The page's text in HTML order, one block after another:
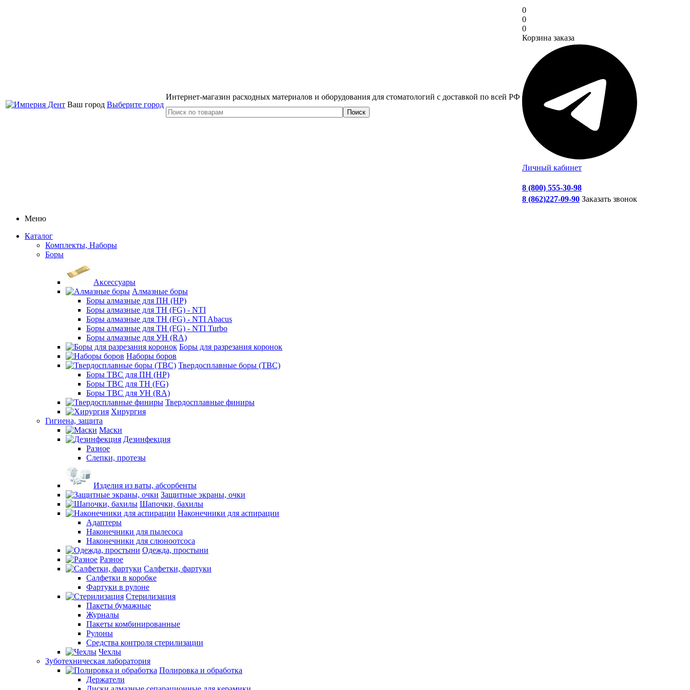
Ваш город Выберите город
Интернет-магазин расходных материалов и оборудования для стоматологий с доставкой по всей РФ
0
0
0
Корзина заказа
Личный кабинет
8 (800) 555-30-98
8 (862)227-09-90 Заказать звонок
Меню
Каталог
Комплекты, Наборы
Боры
Аксессуары
Алмазные боры
Боры алмазные для ПН (HP)
Боры алмазные для ТН (FG) - NTI
Боры алмазные для ТН (FG) - NTI Abacus
Боры алмазные для ТН (FG) - NTI Turbo
Боры алмазные для УН (RA)
Боры для разрезания коронок
Наборы боров
Твердосплавные боры (ТВС)
Боры ТВС для ПН (HP)
Боры ТВС для ТН (FG)
Боры ТВС для УН (RA)
Твердосплавные финиры
Хирургия
Гигиена, защита
Маски
Дезинфекция
Разное
Слепки, протезы
Изделия из ваты, абсорбенты
Защитные экраны, очки
Шапочки, бахилы
Наконечники для аспирации
Адаптеры
Наконечники для пылесоса
Наконечники для слюноотсоса
Одежда, простыни
Разное
Салфетки, фартуки
Салфетки в коробке
Фартуки в рулоне
Стерилизация
Пакеты бумажные
Журналы
Пакеты комбинированные
Рулоны
Средства контроля стерилизации
Чехлы
Зуботехническая лаборатория
Полировка и обработка
Держатели